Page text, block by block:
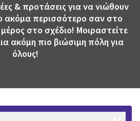
& προτάσεις για να νιώθουν
ακόμα περισσότερο σαν στο
στο σχέδιο! Μοιραστείτε
ακόμη πιο βιώσιμη πόλη για
όλους!